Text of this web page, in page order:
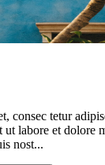
consec tetur
labore et dolore
nost...